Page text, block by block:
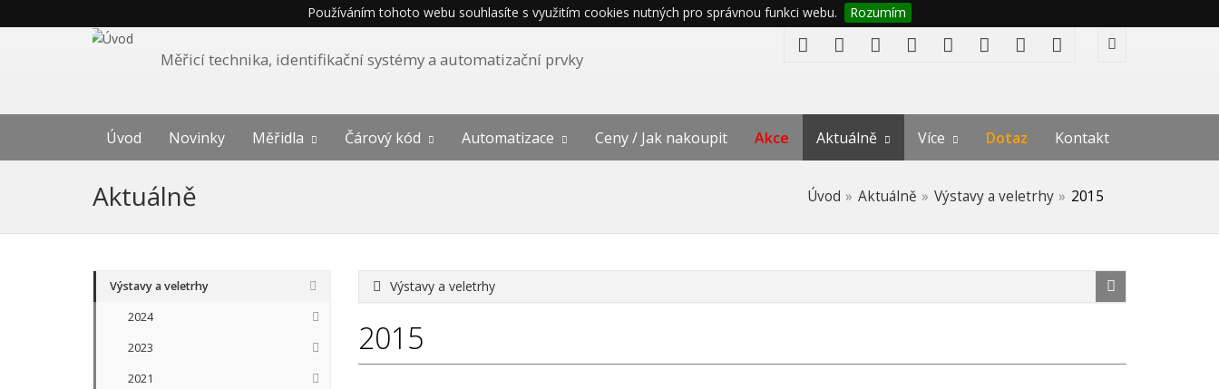
Používáním tohoto webu souhlasíte s využitím cookies nutných pro správnou funkci webu. Rozumím
Měřicí technika, identifikační systémy a automatizační prvky
Úvod Novinky Měřidla Čárový kód Automatizace Ceny / Jak nakoupit Akce Aktuálně Více Dotaz Kontakt
Aktuálně Úvod Aktuálně Výstavy a veletrhy 2015
Výstavy a veletrhy
2024
2023
2021
Výstavy a veletrhy
2015